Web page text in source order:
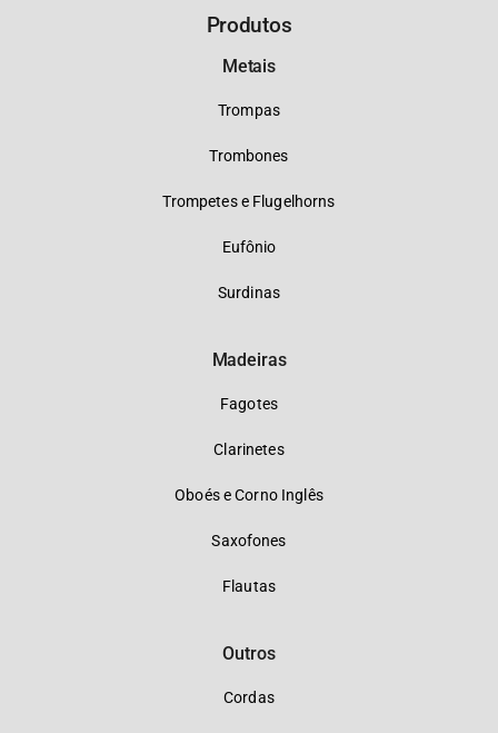
Produtos
Metais
Trompas
Trombones
Trompetes e Flugelhorns
Eufônio
Surdinas
Madeiras
Fagotes
Clarinetes
Oboés e Corno Inglês
Saxofones
Flautas
Outros
Cordas